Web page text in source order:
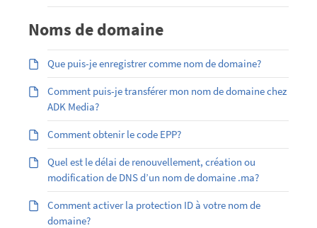
Noms de domaine
Que puis-je enregistrer comme nom de domaine?
Comment puis-je transférer mon nom de domaine chez
ADK Media?
Comment obtenir le code EPP?
Quel est le délai de renouvellement, création ou
modification de DNS d’un nom de domaine .ma?
Comment activer la protection ID à votre nom de
domaine?